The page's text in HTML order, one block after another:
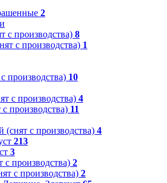
2
с производства) 8
с производства) 1
производства) 10
с производства) 4
производства) 11
(снят с производства) 4
213
3
с производства) 2
с производства) 2